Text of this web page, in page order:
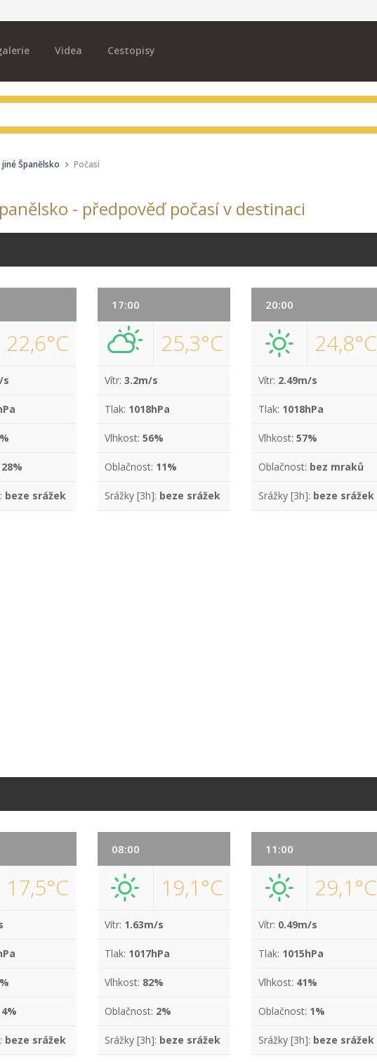
Videa Cestopisy
Španělsko Počasí
- předpověď počasí v destinaci
22,6°C
s
28%
beze srážek
17:00
25,3°C
Vítr: 3.2m/s
Tlak: 1018hPa
Vlhkost: 56%
Oblačnost: 11%
Srážky [3h]: beze srážek
20:00
24,8°C
Vítr: 2.49m/s
Tlak: 1018hPa
Vlhkost:57%
Oblačnost: bez mraků
Srážky [3h]: beze srážek
17,5°C
4%
beze srážek
08:00
19,1°C
Vítr: 1.63m/s
Tlak: 1017hPa
Vlhkost: 82%
Oblačnost: 2%
Srážky [3h]: beze srážek
11:00
29,1°C
Vítr: 0.49m/s
Tlak: 1015hPa
Vlhkost: 41%
Oblačnost: 1%
Srážky [3h]: beze srážek